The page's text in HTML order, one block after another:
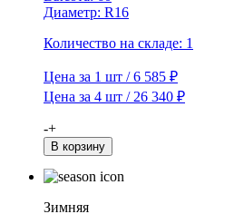
Диаметр: R16
Количество на складе: 1
Цена за 1 шт / 6 585 ₽
Цена за 4 шт / 26 340 ₽
Количество
товара
Viatti
205/60R16
Brina
-+
В корзину
Зимняя